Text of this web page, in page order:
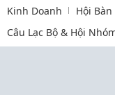
Kinh Doanh
Hội Bàn
Câu Lạc Bộ & Hội